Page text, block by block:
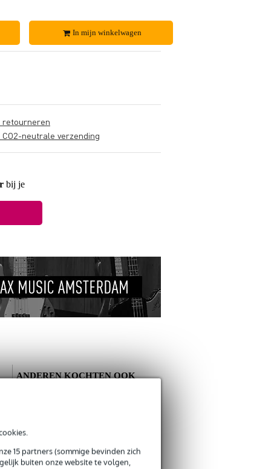
15 partners (sommige bevinden zich
buiten onze website te volgen,
In mijn winkelwagen
retourneren
CO2-neutrale verzending
bij je
Filip 28 juli 2025
ANDEREN KOCHTEN OOK
Fazley SW01